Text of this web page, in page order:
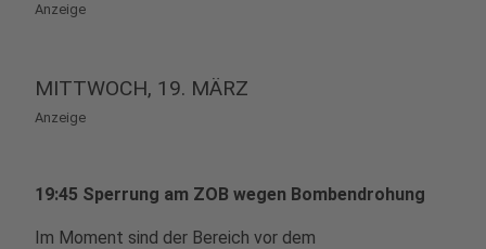
Anzeige
MITTWOCH, 19. MÄRZ
Anzeige
19:45 Sperrung am ZOB wegen Bombendrohung
Im Moment sind der Bereich vor dem